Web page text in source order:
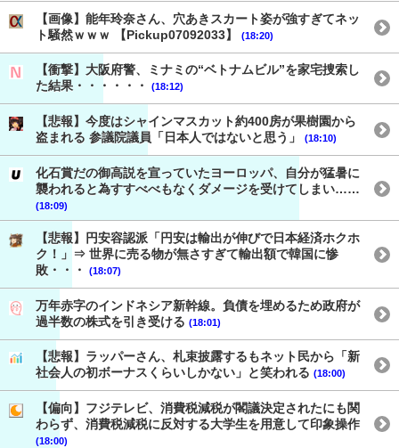
【画像】能年玲奈さん、穴あきスカート姿が強すぎてネッ
ト騒然ｗｗｗ 【Pickup07092033】
(18:20)
【衝撃】大阪府警、ミナミの“ベトナムビル”を家宅捜索し
た結果・・・・・・
(18:12)
【悲報】今度はシャインマスカット約400房が果樹園から
盗まれる 参議院議員「日本人ではないと思う」
(18:10)
化石賞だの御高説を宣っていたヨーロッパ、自分が猛暑に
襲われると為すすべべもなくダメージを受けてしまい……
(18:09)
【悲報】円安容認派「円安は輸出が伸びで日本経済ホクホ
ク！」⇒ 世界に売る物が無さすぎて輸出額で韓国に惨
敗・・・
(18:07)
万年赤字のインドネシア新幹線。負債を埋めるため政府が
過半数の株式を引き受ける (18:01)
【悲報】ラッパーさん、札束披露するもネット民から「新
社会人の初ボーナスくらいしかない」と笑われる (18:00)
【偏向】フジテレビ、消費税減税が閣議決定されたにも関
わらず、消費税減税に反対する大学生を用意して印象操作
(18:00)